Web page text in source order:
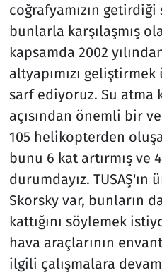
coğrafyamızın
bunlarla karşılaşmış
kapsamda 2002
altyapımızı
sarf ediyoruz. Su atma
açısından önemli bir
105 helikopterden
bunu 6 kat artırmış ve
durumdayız. TUSAŞ'ın
Skorsky var, bunların
kattığını söylemek
hava araçlarının
ilgili çalışmalara